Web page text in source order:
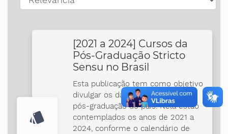
style
[2021 a 2024] Cursos da
Pós-Graduação Stricto
Sensu no Brasil
Esta publicação tem como objetivo
divulgar os dados dos cursos de
pós-graduação do país. Nela estão
contemplados os anos de 2021 a
2024, conforme o calendário de